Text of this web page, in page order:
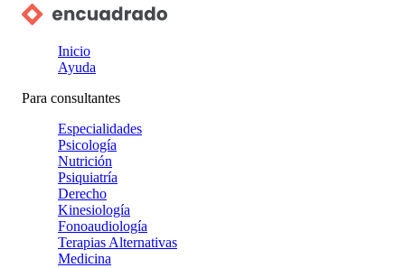
Inicio
Ayuda
Para consultantes
Especialidades
Psicología
Nutrición
Psiquiatría
Derecho
Kinesiología
Fonoaudiología
Terapias Alternativas
Medicina